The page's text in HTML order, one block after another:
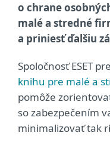
o chrane
malé a stredné
a priniesť ďalšiu
Spoločnosť ESET
knihu pre malé a
pomôže
so zabezpečením
minimalizovať tak